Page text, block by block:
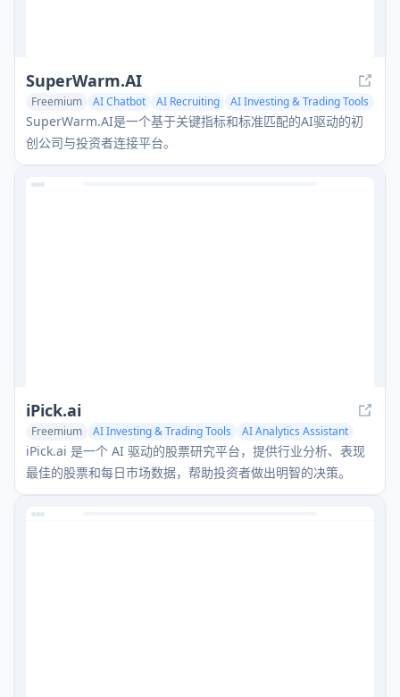
SuperWarm.AI
Freemium AI Chatbot AI Recruiting AI Investing & Trading Tools
SuperWarm.AI是一个基于关键指标和标准匹配的AI驱动的初
创公司与投资者连接平台。
iPick.ai
Freemium AI Investing & Trading Tools AI Analytics Assistant
iPick.ai 是一个 AI 驱动的股票研究平台，提供行业分析、表现
最佳的股票和每日市场数据，帮助投资者做出明智的决策。